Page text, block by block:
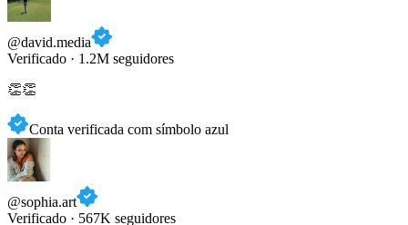
@david.media
Verificado · 1.2M seguidores
👏👏
@sophia.art
Verificado · 567K seguidores